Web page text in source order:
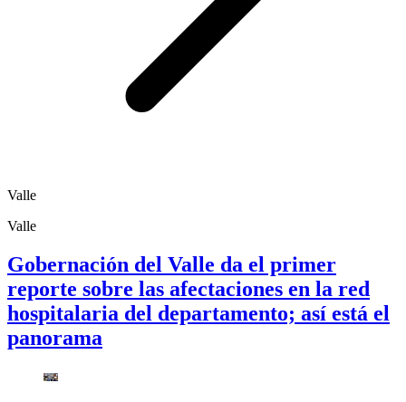
Valle
Valle
Gobernación del Valle da el primer
reporte sobre las afectaciones en la red
hospitalaria del departamento; así está el
panorama